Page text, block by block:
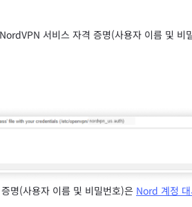
서비스 자격 증명(사용자 이름 및 비
명(사용자 이름 및 비밀번호)은 Nord 계정